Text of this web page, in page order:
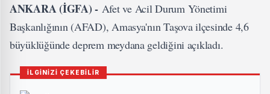
ANKARA (İGFA) - Afet ve Acil Durum Yönetimi
Başkanlığının (AFAD), Amasya'nın Taşova ilçesinde 4,6
büyüklüğünde deprem meydana geldiğini açıkladı.
İLGİNİZİ ÇEKEBİLİR